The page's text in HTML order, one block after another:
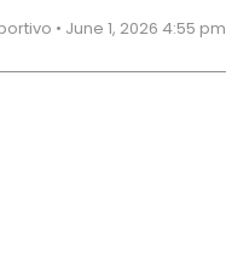
• June 1, 2026 4:55 pm